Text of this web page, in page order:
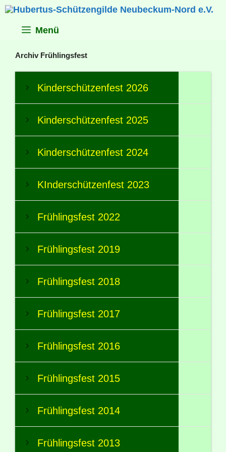
Zum
Inhalt
Menü
Archiv Frühlingsfest
Kinderschützenfest 2026
Kinderschützenfest 2025
Kinderschützenfest 2024
KInderschützenfest 2023
Frühlingsfest 2022
Frühlingsfest 2019
Frühlingsfest 2018
Frühlingsfest 2017
Frühlingsfest 2016
Frühlingsfest 2015
Frühlingsfest 2014
Frühlingsfest 2013